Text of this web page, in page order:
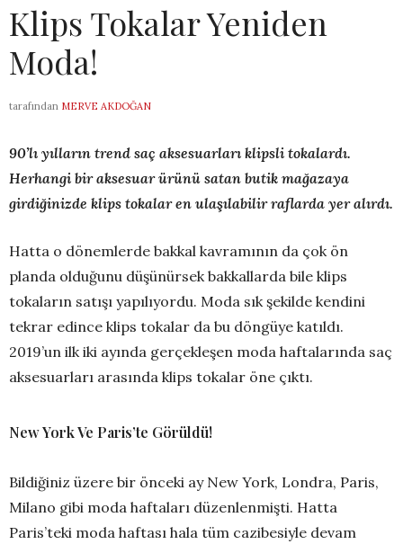
Klips Tokalar Yeniden
Moda!
tarafından MERVE AKDOĞAN
90’lı yılların trend saç aksesuarları klipsli tokalardı.
Herhangi bir aksesuar ürünü satan butik mağazaya
girdiğinizde klips tokalar en ulaşılabilir raflarda yer alırdı.
Hatta o dönemlerde bakkal kavramının da çok ön
planda olduğunu düşünürsek bakkallarda bile klips
tokaların satışı yapılıyordu. Moda sık şekilde kendini
tekrar edince klips tokalar da bu döngüye katıldı.
2019’un ilk iki ayında gerçekleşen moda haftalarında saç
aksesuarları arasında klips tokalar öne çıktı.
New York Ve Paris’te Görüldü!
Bildiğiniz üzere bir önceki ay New York, Londra, Paris,
Milano gibi moda haftaları düzenlenmişti. Hatta
Paris’teki moda haftası hala tüm cazibesiyle devam